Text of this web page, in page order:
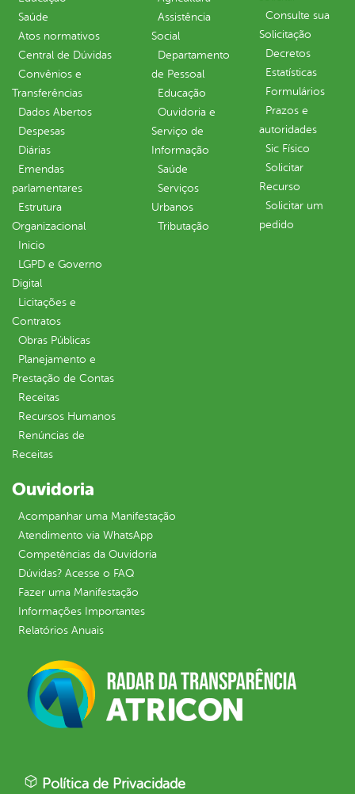
Saúde
Atos normativos
Central de Dúvidas
Convênios e
Transferências
Dados Abertos
Despesas
Diárias
Emendas
parlamentares
Estrutura
Organizacional
Inicio
LGPD e Governo
Digital
Licitações e
Contratos
Obras Públicas
Planejamento e
Prestação de Contas
Receitas
Recursos Humanos
Renúncias de
Receitas
Assistência
Social
Departamento
de Pessoal
Educação
Ouvidoria e
Serviço de
Informação
Saúde
Serviços
Urbanos
Tributação
Consulte sua
Solicitação
Decretos
Estatísticas
Formulários
Prazos e
autoridades
Sic Físico
Solicitar
Recurso
Solicitar um
pedido
Ouvidoria
Acompanhar uma Manifestação
Atendimento via WhatsApp
Competências da Ouvidoria
Dúvidas? Acesse o FAQ
Fazer uma Manifestação
Informações Importantes
Relatórios Anuais
Política de Privacidade